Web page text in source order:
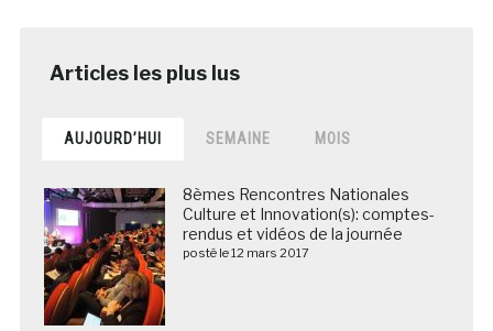
AUJOURD’HUI SEMAINE MOIS
8èmes Rencontres Nationales
Culture et Innovation(s): comptes-
rendus et vidéos de la journée
posté le 12 mars 2017